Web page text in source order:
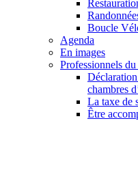
Boucle
Agenda
En images
Professionnels
chambres
La taxe de
Être